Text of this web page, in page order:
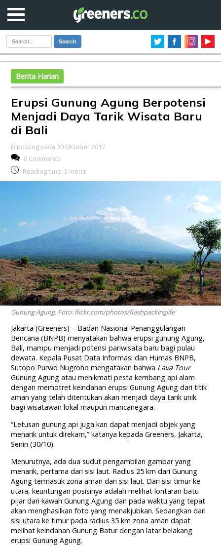
Search
Berita Harian
Erupsi Gunung Agung Berpotensi
Menjadi Daya Tarik Wisata Baru
di Bali
Diposting pada 30 Oktober 2017
0 Comments
Reading time: 3 menit
Gunung Agung. Foto: flickr.com/photos/flashpackinglife
Jakarta (Greeners) – Badan Nasional Penanggulangan
Bencana (BNPB) menyatakan bahwa erupsi gunung Agung,
Bali, mampu menjadi potensi pariwisata baru bagi pulau
dewata. Kepala Pusat Data Informasi dan Humas BNPB,
Sutopo Purwo Nugroho mengatakan bahwa Lava Tour
Gunung Agung atau menikmati pesta kembang api alam
dengan memotret keindahan erupsi Gunung Agung dari titik
aman yang telah ditentukan akan menjadi daya tarik unik
bagi wisatawan lokal maupun mancanegara.
“Letusan gunung api juga kan dapat menjadi objek yang
menarik untuk direkam,” katanya kepada Greeners, Jakarta,
Senin (30/10).
Menurutnya, ada dua sudut pengambilan gambar yang
menarik, pertama dari sisi laut. Radius 25 km dari Gunung
Agung termasuk zona aman dari sisi laut. Dari sisi timur ke
utara, keuntungan posisinya adalah melihat lontaran batu
pijar dari kawah Gunung Agung dan pada waktu yang tepat
akan menghasilkan foto yang menakjubkan. Sedangkan dari
sisi utara ke timur pada radius 35 km zona aman dapat
melihat keindahan Gunung Batur dengan latar belakang
erupsi Gunung Agung.